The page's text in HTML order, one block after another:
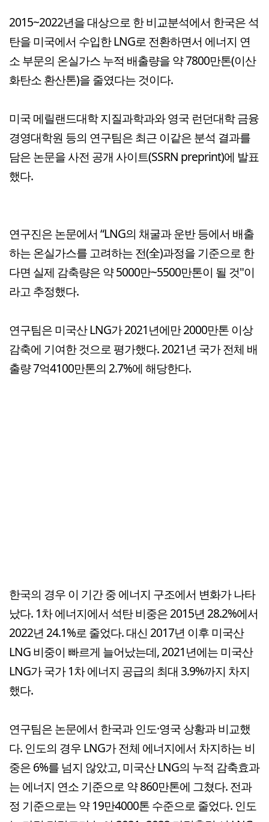
2015~2022년을 대상으로 한 비교분석에서 한국은 석
탄을 미국에서 수입한 LNG로 전환하면서 에너지 연
소 부문의 온실가스 누적 배출량을 약 7800만톤(이산
화탄소 환산톤)을 줄였다는 것이다.
미국 메릴랜드대학 지질과학과와 영국 런던대학 금융
경영대학원 등의 연구팀은 최근 이같은 분석 결과를
담은 논문을 사전 공개 사이트(SSRN preprint)에 발표
했다.
연구진은 논문에서 “LNG의 채굴과 운반 등에서 배출
하는 온실가스를 고려하는 전(全)과정을 기준으로 한
다면 실제 감축량은 약 5000만~5500만톤이 될 것"이
라고 추정했다.
연구팀은 미국산 LNG가 2021년에만 2000만톤 이상
감축에 기여한 것으로 평가했다. 2021년 국가 전체 배
출량 7억4100만톤의 2.7%에 해당한다.
한국의 경우 이 기간 중 에너지 구조에서 변화가 나타
났다. 1차 에너지에서 석탄 비중은 2015년 28.2%에서
2022년 24.1%로 줄었다. 대신 2017년 이후 미국산
LNG 비중이 빠르게 늘어났는데, 2021년에는 미국산
LNG가 국가 1차 에너지 공급의 최대 3.9%까지 차지
했다.
연구팀은 논문에서 한국과 인도·영국 상황과 비교했
다. 인도의 경우 LNG가 전체 에너지에서 차지하는 비
중은 6%를 넘지 않았고, 미국산 LNG의 누적 감축효과
는 에너지 연소 기준으로 약 860만톤에 그쳤다. 전과
정 기준으로는 약 19만4000톤 수준으로 줄었다. 인도